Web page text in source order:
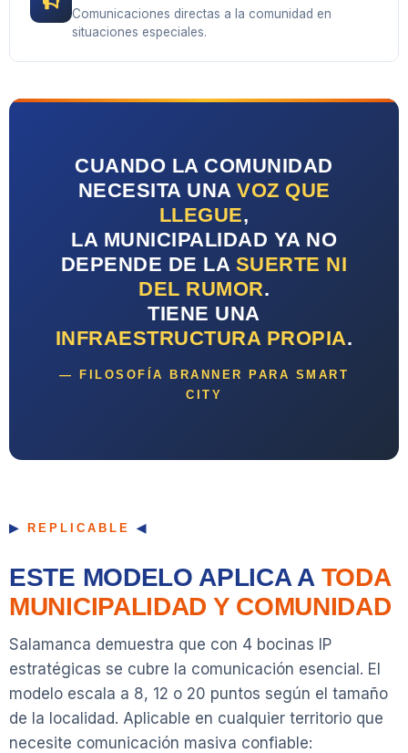
Comunicaciones directas a la comunidad en
situaciones especiales.
CUANDO LA COMUNIDAD
NECESITA UNA VOZ QUE
LLEGUE,
LA MUNICIPALIDAD YA NO
DEPENDE DE LA SUERTE NI
DEL RUMOR.
TIENE UNA
INFRAESTRUCTURA PROPIA.
— FILOSOFÍA BRANNER PARA SMART
CITY
REPLICABLE
ESTE MODELO APLICA A TODA
MUNICIPALIDAD Y COMUNIDAD
Salamanca demuestra que con 4 bocinas IP
estratégicas se cubre la comunicación esencial. El
modelo escala a 8, 12 o 20 puntos según el tamaño
de la localidad. Aplicable en cualquier territorio que
necesite comunicación masiva confiable: